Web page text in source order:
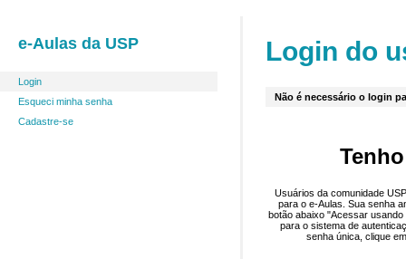
e-Aulas da USP
Login
Esqueci minha senha
Cadastre-se
Login do
Não é necessário o login
Usuários da comunidade
para o e-Aulas. Sua senha
botão abaixo "Acessar
para o sistema de
senha única, clique